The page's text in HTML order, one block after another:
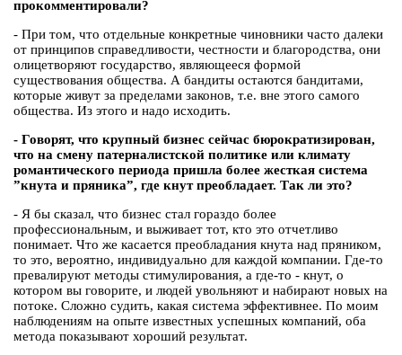
прокомментировали?
- При том, что отдельные конкретные чиновники часто далеки
от принципов справедливости, честности и благородства, они
олицетворяют государство, являющееся формой
существования общества. А бандиты остаются бандитами,
которые живут за пределами законов, т.е. вне этого самого
общества. Из этого и надо исходить.
- Говорят, что крупный бизнес сейчас бюрократизирован,
что на смену патерналистской политике или климату
романтического периода пришла более жесткая система
”кнута и пряника”, где кнут преобладает. Так ли это?
- Я бы сказал, что бизнес стал гораздо более
профессиональным, и выживает тот, кто это отчетливо
понимает. Что же касается преобладания кнута над пряником,
то это, вероятно, индивидуально для каждой компании. Где-то
превалируют методы стимулирования, а где-то - кнут, о
котором вы говорите, и людей увольняют и набирают новых на
потоке. Сложно судить, какая система эффективнее. По моим
наблюдениям на опыте известных успешных компаний, оба
метода показывают хороший результат.